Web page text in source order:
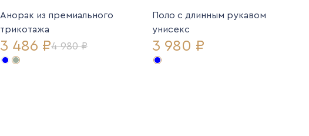
Анорак из премиального
трикотажа
3 486 ₽4 980 ₽
Поло с длинным рукавом
унисекс
3 980 ₽